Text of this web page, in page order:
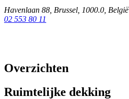
Havenlaan 88 Brussel 1000.0 België
02 553 80 11
Overzichten
Ruimtelijke dekking